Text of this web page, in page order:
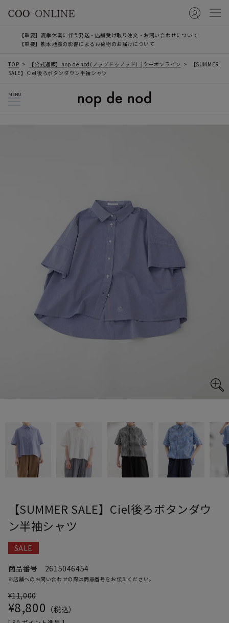
【重要】夏季休業に伴う発送・店舗受け取り注文・お問い合わせについて
【重要】熊本地震の影響によるお荷物のお届けについて
TOP 【公式通販】nop de nod(ノップドゥノッド）|クーオンライン
【SUMMER
SALE】Ciel後ろボタンダウン半袖シャツ
MENU
【SUMMER SALE】Ciel後ろボタンダウ
ン半袖シャツ
SALE
商品番号
2615046454
※店舗へのお問い合わせの際は商品番号をお伝えください。
¥11,000
¥8,800 税込